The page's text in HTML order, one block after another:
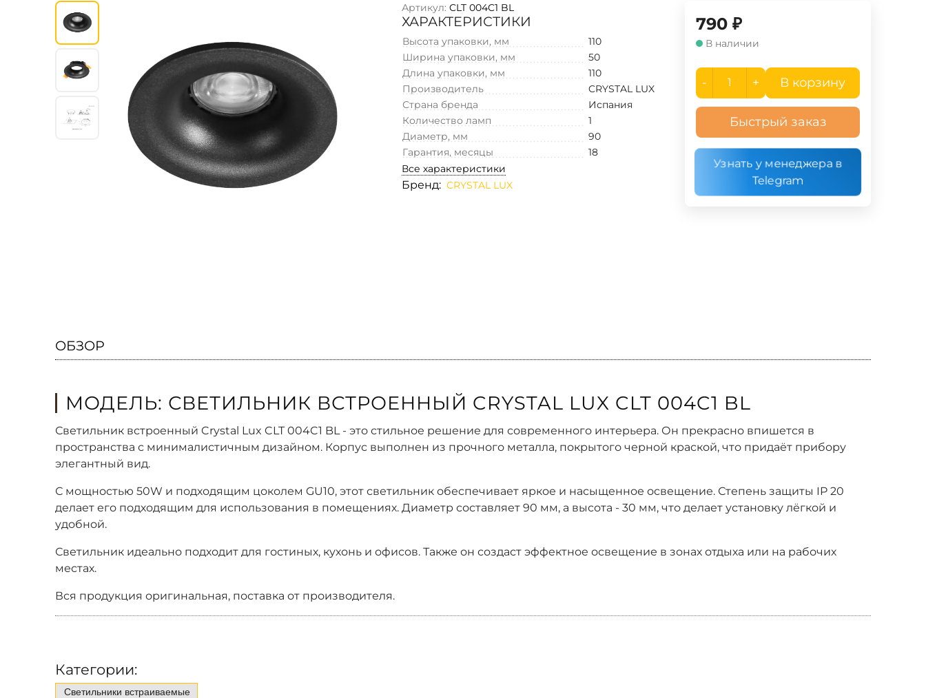
Артикул: CLT 004C1 BL
ХАРАКТЕРИСТИКИ
Высота упаковки, мм
110
Ширина упаковки, мм
50
Длина упаковки, мм
110
Производитель
CRYSTAL LUX
Страна бренда
Испания
Количество ламп
1
Диаметр, мм
90
Гарантия, месяцы
18
Все характеристики
Бренд: CRYSTAL LUX
790 ₽
В наличии
- + В корзину
Быстрый заказ
Узнать у менеджера в
Telegram
ОБЗОР
МОДЕЛЬ: СВЕТИЛЬНИК ВСТРОЕННЫЙ CRYSTAL LUX CLT 004C1 BL
Светильник встроенный Crystal Lux CLT 004C1 BL - это стильное решение для современного интерьера. Он прекрасно впишется в
пространства с минималистичным дизайном. Корпус выполнен из прочного металла, покрытого черной краской, что придаёт прибору
элегантный вид.
С мощностью 50W и подходящим цоколем GU10, этот светильник обеспечивает яркое и насыщенное освещение. Степень защиты IP 20
делает его подходящим для использования в помещениях. Диаметр составляет 90 мм, а высота - 30 мм, что делает установку лёгкой и
удобной.
Светильник идеально подходит для гостиных, кухонь и офисов. Также он создаст эффектное освещение в зонах отдыха или на рабочих
местах.
Вся продукция оригинальная, поставка от производителя.
Категории:
Светильники встраиваемые